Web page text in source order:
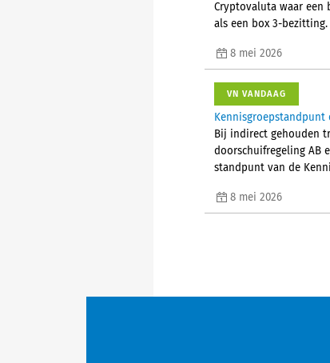
Cryptovaluta waar
als een box 3-
8 mei 2026
VN VANDAAG
Bij indirect gehouden
doorschuifregeling AB
standpunt van de
8 mei 2026